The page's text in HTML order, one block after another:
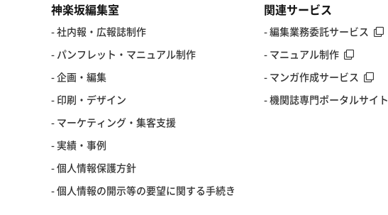
神楽坂編集室
- 社内報・広報誌制作
- パンフレット・マニュアル制作
- 企画・編集
- 印刷・デザイン
- マーケティング・集客支援
- 実績・事例
-個人情報保護方針
-個人情報の開示等の要望に関する手続き
関連サービス
- 編集業務委託サービス
- マニュアル制作
- マンガ作成サービス
- 機関誌専門ポータルサイト